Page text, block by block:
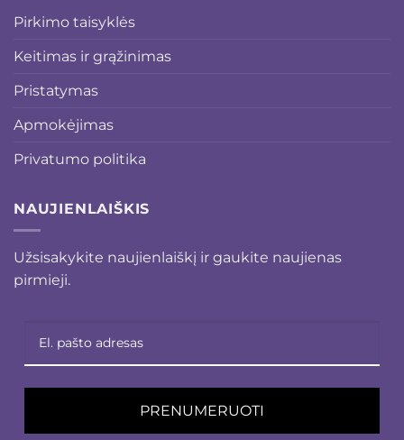
Pirkimo taisyklės
Keitimas ir grąžinimas
Pristatymas
Apmokėjimas
Privatumo politika
NAUJIENLAIŠKIS
Užsisakykite naujienlaiškį ir gaukite naujienas
pirmieji.
PRENUMERUOTI